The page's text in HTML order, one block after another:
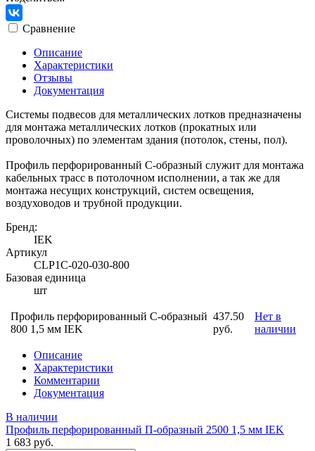
Сравнение
Описание
Характеристики
Отзывы
Документация
Системы подвесов для металлических лотков предназначены
для монтажа металлических лотков (прокатных или
проволочных) по элементам здания (потолок, стены, пол).
Профиль перфорированный C-образный служит для монтажа
кабельных трасс в потолочном исполнении, а так же для
монтажа несущих конструкций, систем освещения,
воздуховодов и трубной продукции.
Бренд:
IEK
Артикул
CLP1C-020-030-800
Базовая единица
шт
Профиль перфорированный C-образный
800 1,5 мм IEK
437.50
руб.
Нет в
наличии
Описание
Характеристики
Комментарии
Документация
В наличии
Профиль перфорированный П-образный 2500 1,5 мм IEK
1 683 руб.